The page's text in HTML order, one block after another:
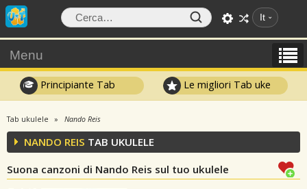
It
Menu
Principiante Tab Le migliori Tab uke
Tab ukulele Nando Reis
NANDO REIS TAB UKULELE
Suona canzoni di Nando Reis sul tuo ukulele